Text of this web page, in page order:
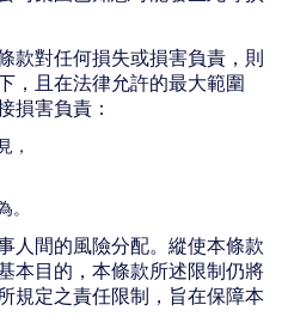
款對任何損失或損害負責，則
，且在法律允許的最大範圍
損害負責：
，
人間的風險分配。縱使本條款
本目的，本條款所述限制仍將
規定之責任限制，旨在保障本